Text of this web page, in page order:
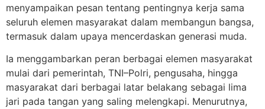
menyampaikan pesan tentang pentingnya kerja sama
seluruh elemen masyarakat dalam membangun bangsa,
termasuk dalam upaya mencerdaskan generasi muda.
Ia menggambarkan peran berbagai elemen masyarakat
mulai dari pemerintah, TNI–Polri, pengusaha, hingga
masyarakat dari berbagai latar belakang sebagai lima
jari pada tangan yang saling melengkapi. Menurutnya,